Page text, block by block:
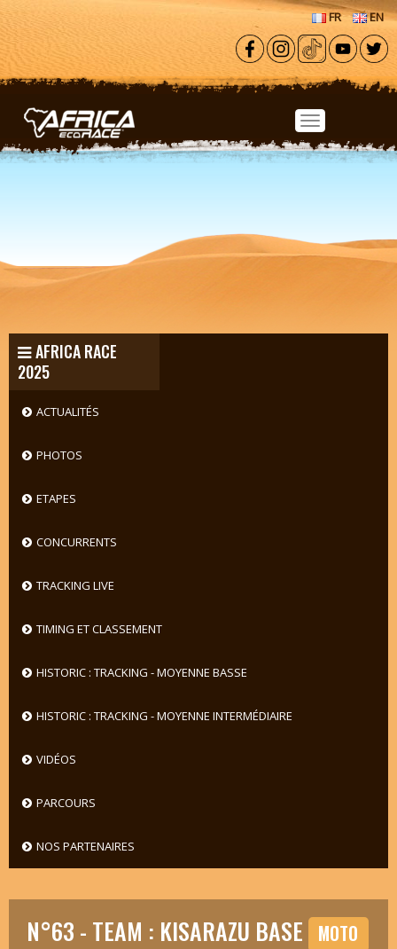
Aller au contenu principal
FR EN
AFRICA RACE
2025
ACTUALITÉS
PHOTOS
ETAPES
CONCURRENTS
TRACKING LIVE
TIMING ET CLASSEMENT
HISTORIC : TRACKING - MOYENNE BASSE
HISTORIC : TRACKING - MOYENNE INTERMÉDIAIRE
VIDÉOS
PARCOURS
NOS PARTENAIRES
N°63 - TEAM : KISARAZU BASE MOTO